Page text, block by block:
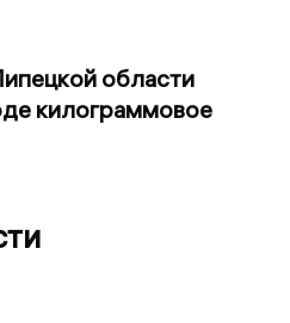
области
килограммовое